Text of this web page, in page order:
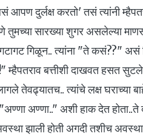
आपण दुर्लक्ष करतो' तसं त्यांनी
तुमच्या सारख्या शुगर असलेल्या
गिळून.. त्यांना "ते कसं??" असं
म्हैपतराव बत्तीशी दाखवत हसत
तेवढ्यातच.. त्यांचे लक्ष घराच्या
अण्णा.." अशी हाक देत होता..ते
झाली होती अगदी तशीच अवस्था